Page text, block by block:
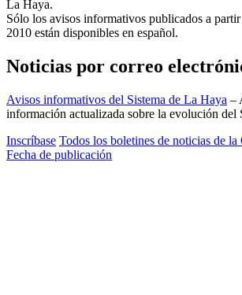
La Haya.
Sólo los avisos informativos publicados a
2010 están disponibles en español.
Noticias por correo
Avisos informativos del Sistema de La Haya –
información actualizada sobre la evolución del
Inscríbase Todos los boletines de noticias de
Fecha de publicación